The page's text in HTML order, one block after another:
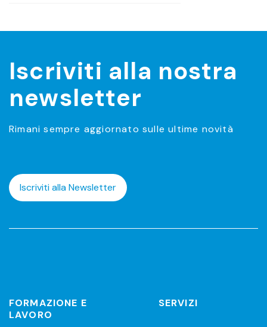
Iscriviti alla nostra
newsletter
Rimani sempre aggiornato sulle ultime novità
Iscriviti alla Newsletter
FORMAZIONE E
LAVORO
SERVIZI